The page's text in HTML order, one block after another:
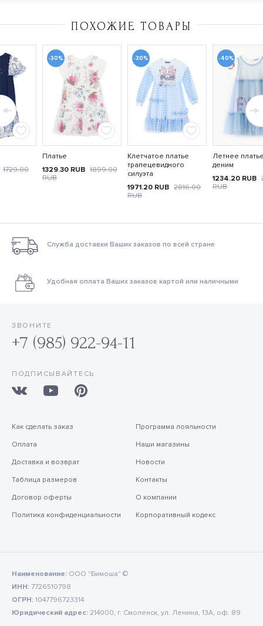
ПОХОЖИЕ ТОВАРЫ
1729.00
-30%
Платье
1329.30 RUB 1899.00
RUB
-30%
Клетчатое платье
трапецевидного
силуэта
1971.20 RUB 2816.00
RUB
-40%
Летнее
деним
1234.20 RUB
RUB
Служба доставки Ваших заказов по всей стране
Удобная оплата Ваших заказов картой или наличными
ЗВОНИТЕ
+7 (985) 922-94-11
ПОДПИСЫВАЙТЕСЬ
Как сделать заказ
Оплата
Доставка и возврат
Таблица размеров
Договор оферты
Политика конфиденциальности
Программа лояльности
Наши магазины
Новости
Контакты
О компании
Корпоративный кодекс
Наименование: ООО "Бимоша" ©
ИНН: 7726510798
ОГРН: 1047796723314
Юридический адрес: 214000, г. Смоленск, ул. Ленина, 13А, оф. 89